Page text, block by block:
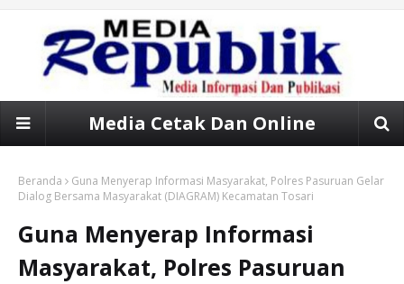
Media Cetak Dan Online
Beranda
Guna Menyerap Informasi Masyarakat, Polres Pasuruan Gelar
Dialog Bersama Masyarakat (DIAGRAM) Kecamatan Tosari
Guna Menyerap Informasi
Masyarakat, Polres Pasuruan